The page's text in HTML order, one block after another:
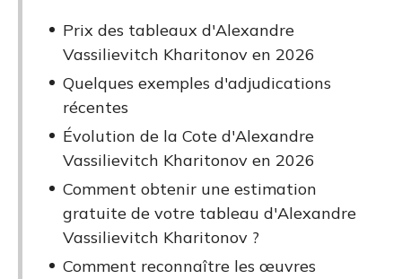
Prix des tableaux d'Alexandre
Vassilievitch Kharitonov en 2026
Quelques exemples d'adjudications
récentes
Évolution de la Cote d'Alexandre
Vassilievitch Kharitonov en 2026
Comment obtenir une estimation
gratuite de votre tableau d'Alexandre
Vassilievitch Kharitonov ?
Comment reconnaître les œuvres